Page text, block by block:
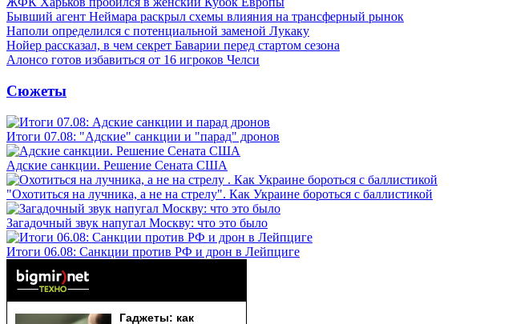
Бывший агент Неймара раскрыл схемы влияния на трансферный рынок
Наполи определился с потенциальной заменой Лукаку
Нойер рассказал, в чем секрет Баварии перед стартом сезона
Алонсо готов избавиться от 16 игроков Челси
Сюжеты
Итоги 07.08: "Адские" санкции и "парад" дронов
Адские санкции. Решение Сената США
"Охотиться на лучника, а не на стрелу". Как Украине бороться с баллистикой
Загадочный звук напугал Москву: что это было
Итоги 06.08: Санкции против РФ и дрон в Лейпциге